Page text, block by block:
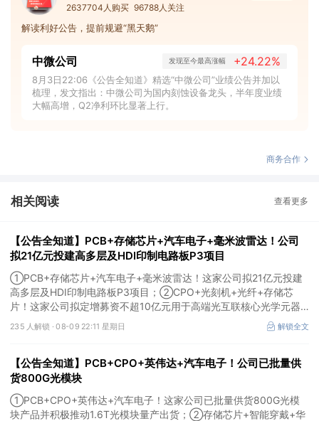
2637704人购买 96788人关注
解读利好公告，提前规避“黑天鹅”
中微公司 发现至今最高涨幅 +24.22%
8月3日22:06《公告全知道》精选“中微公司”业绩公告并加以
梳理，发文指出：中微公司为国内刻蚀设备龙头，半年度业绩
大幅高增，Q2净利环比显著上行。
商务合作
相关阅读 查看更多
【公告全知道】PCB+存储芯片+汽车电子+毫米波雷达！公司
拟21亿元投建高多层及HDI印制电路板P3项目
①PCB+存储芯片+汽车电子+毫米波雷达！这家公司拟21亿元投建
高多层及HDI印制电路板P3项目；②CPO+光刻机+光纤+存储芯
片！这家公司拟定增募资不超10亿元用于高端光互联核心光学元器
件项目等；③存储芯片+光刻胶+先进封装！公司已实现5N5纯度高
纯六氟化钨量产。
235 人解锁 ·08-09 22:11 星期日 解锁全文
【公告全知道】PCB+CPO+英伟达+汽车电子！公司已批量供
货800G光模块
①PCB+CPO+英伟达+汽车电子！这家公司已批量供货800G光模
块产品并积极推动1.6T光模块量产出货；②存储芯片+智能穿戴+华